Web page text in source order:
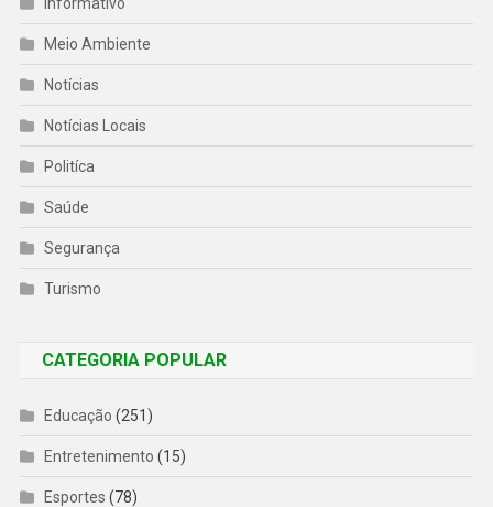
Meio Ambiente
Notícias
Notícias Locais
Politíca
Saúde
Segurança
Turismo
CATEGORIA POPULAR
Educação (251)
Entretenimento (15)
Esportes (78)